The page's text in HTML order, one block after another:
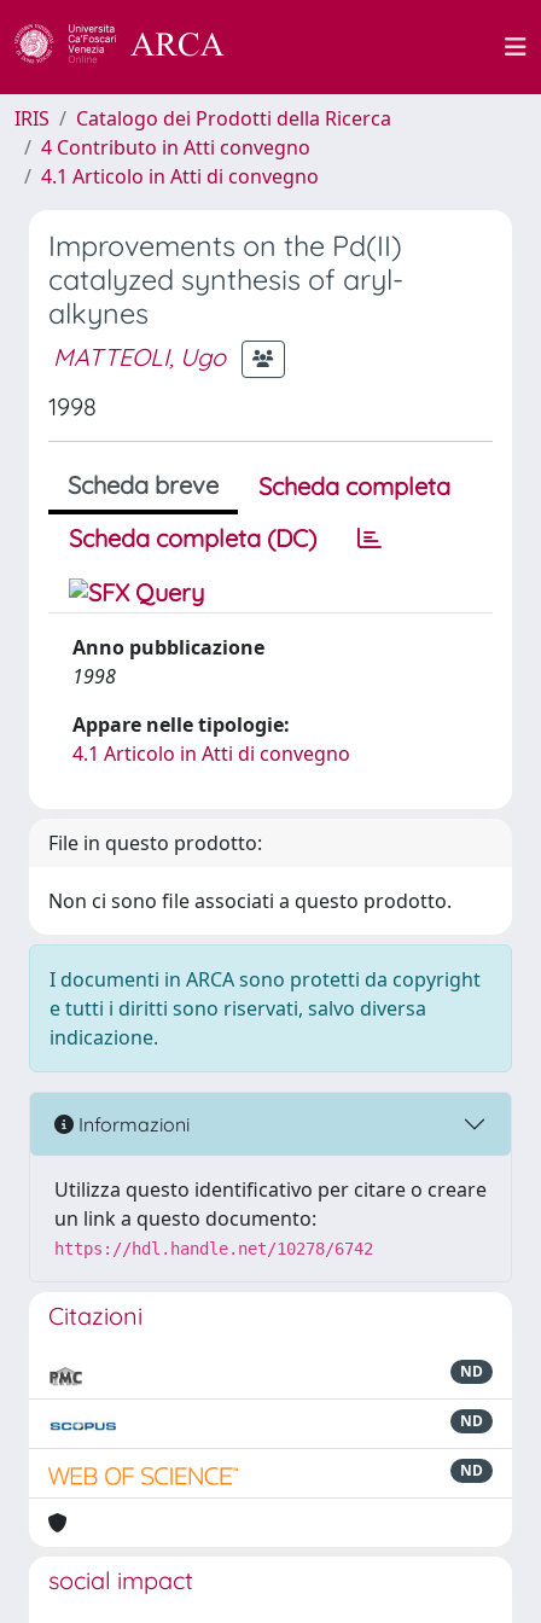
IRIS
Catalogo dei Prodotti della Ricerca
4 Contributo in Atti convegno
4.1 Articolo in Atti di convegno
Improvements on the Pd(II)
catalyzed synthesis of aryl-
alkynes
MATTEOLI, Ugo
1998
Scheda breve
Scheda completa
Scheda completa (DC)
Anno pubblicazione
1998
Appare nelle tipologie:
4.1 Articolo in Atti di convegno
File in questo prodotto:
Non ci sono file associati a questo prodotto.
I documenti in ARCA sono protetti da copyright
e tutti i diritti sono riservati, salvo diversa
indicazione.
Informazioni
Utilizza questo identificativo per citare o creare
un link a questo documento:
https://hdl.handle.net/10278/6742
Citazioni
ND
ND
ND
social impact